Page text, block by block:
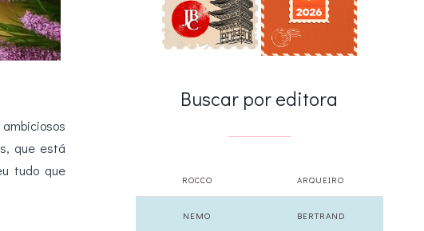
que está
tudo que
Buscar por editora
ROCCO ARQUEIRO
NEMO BERTRAND